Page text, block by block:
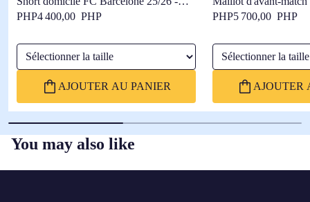
Femme
PHP4 400,00 PHP
Sélectionner la taille
AJOUTER AU PANIER
25/26 - Femme
PHP5 700,00 PHP
Sélectionner la taille
AJOUTER
You may also like